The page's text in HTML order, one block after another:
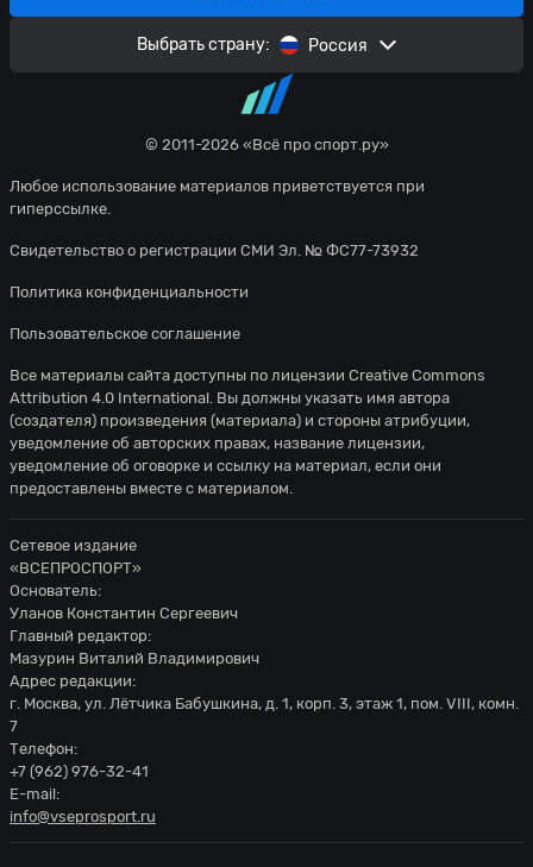
© 2011-2026 «Всё про спорт.ру»
Любое использование материалов приветствуется при
гиперссылке.
Свидетельство о регистрации СМИ Эл. № ФС77-73932
Политика конфиденциальности
Пользовательское соглашение
Выбрать страну: Россия
Все материалы сайта доступны по лицензии Creative Commons
Attribution 4.0 International. Вы должны указать имя автора
(создателя) произведения (материала) и стороны атрибуции,
уведомление об авторских правах, название лицензии,
уведомление об оговорке и ссылку на материал, если они
предоставлены вместе с материалом.
Сетевое издание
«ВСЕПРОСПОРТ»
Основатель:
Уланов Константин Сергеевич
Главный редактор:
Мазурин Виталий Владимирович
Адрес редакции:
г. Москва, ул. Лётчика Бабушкина, д. 1, корп. 3, этаж 1, пом. VIII, комн.
7
Телефон:
+7 (962) 976-32-41
E-mail:
info@vseprosport.ru